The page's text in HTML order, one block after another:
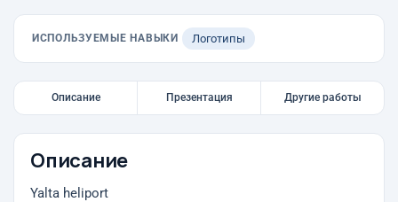
ИСПОЛЬЗУЕМЫЕ НАВЫКИ Логотипы
Описание Презентация Другие работы
Описание
Yalta heliport